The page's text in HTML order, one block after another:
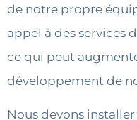
de notre propre
appel à des services
ce qui peut
développement de
Nous devons